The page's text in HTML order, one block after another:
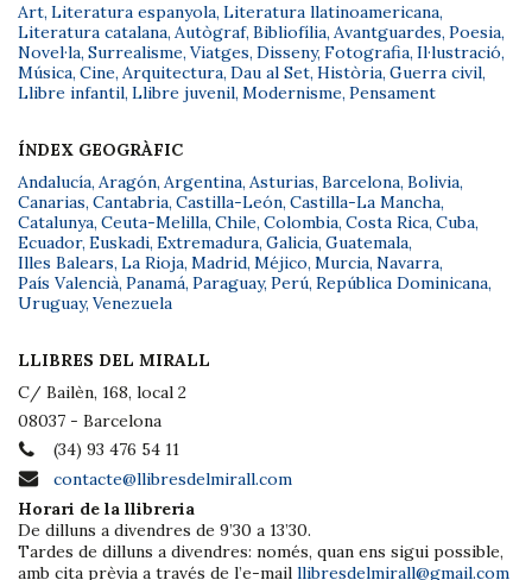
Art, Literatura espanyola, Literatura llatinoamericana,
Literatura catalana, Autògraf, Bibliofília, Avantguardes, Poesia,
Novel·la, Surrealisme, Viatges, Disseny, Fotografia, Il·lustració,
Música, Cine, Arquitectura, Dau al Set, Història, Guerra civil,
Llibre infantil, Llibre juvenil, Modernisme, Pensament
ÍNDEX GEOGRÀFIC
Andalucía, Aragón, Argentina, Asturias, Barcelona, Bolivia,
Canarias, Cantabria, Castilla-León, Castilla-La Mancha,
Catalunya, Ceuta-Melilla, Chile, Colombia, Costa Rica, Cuba,
Ecuador, Euskadi, Extremadura, Galicia, Guatemala,
Illes Balears, La Rioja, Madrid, Méjico, Murcia, Navarra,
País Valencià, Panamá, Paraguay, Perú, República Dominicana,
Uruguay, Venezuela
LLIBRES DEL MIRALL
C/ Bailèn, 168, local 2
08037 - Barcelona
(34) 93 476 54 11
contacte@llibresdelmirall.com
Horari de la llibreria
De dilluns a divendres de 9’30 a 13’30.
Tardes de dilluns a divendres: només, quan ens sigui possible,
amb cita prèvia a través de l’e-mail llibresdelmirall@gmail.com